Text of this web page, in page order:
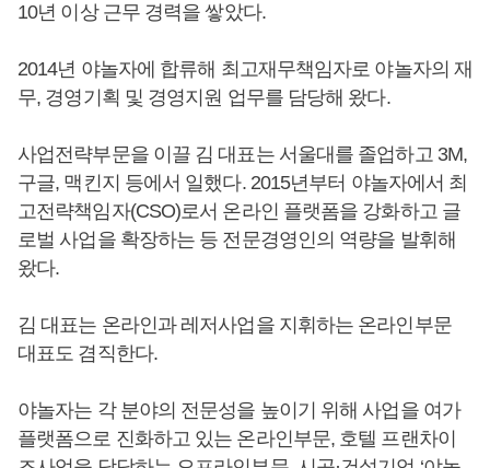
10년 이상 근무 경력을 쌓았다.
2014년 야놀자에 합류해 최고재무책임자로 야놀자의 재
무, 경영기획 및 경영지원 업무를 담당해 왔다.
사업전략부문을 이끌 김 대표는 서울대를 졸업하고 3M,
구글, 맥킨지 등에서 일했다. 2015년부터 야놀자에서 최
고전략책임자(CSO)로서 온라인 플랫폼을 강화하고 글
로벌 사업을 확장하는 등 전문경영인의 역량을 발휘해
왔다.
김 대표는 온라인과 레저사업을 지휘하는 온라인부문
대표도 겸직한다.
야놀자는 각 분야의 전문성을 높이기 위해 사업을 여가
플랫폼으로 진화하고 있는 온라인부문, 호텔 프랜차이